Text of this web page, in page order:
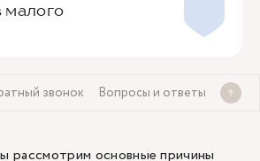
малого
звонок Вопросы и ответы
рассмотрим основные причины